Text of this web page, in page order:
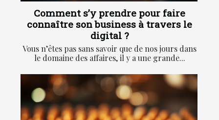
Comment s’y prendre pour faire
connaître son business à travers le
digital ?
Vous n’êtes pas sans savoir que de nos jours dans
le domaine des affaires, il y a une grande...